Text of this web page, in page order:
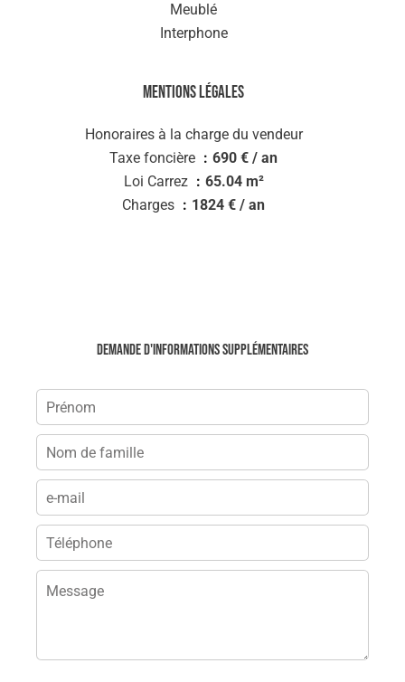
Meublé
Interphone
Mentions légales
Honoraires à la charge du vendeur
Taxe foncière
690 € / an
Loi Carrez
65.04 m²
Charges
1824 € / an
Demande d'informations supplémentaires